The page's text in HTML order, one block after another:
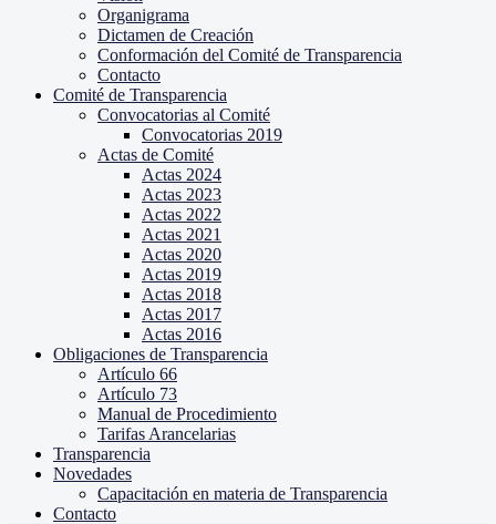
Organigrama
Dictamen de Creación
Conformación del Comité de Transparencia
Contacto
Comité de Transparencia
Convocatorias al Comité
Convocatorias 2019
Actas de Comité
Actas 2024
Actas 2023
Actas 2022
Actas 2021
Actas 2020
Actas 2019
Actas 2018
Actas 2017
Actas 2016
Obligaciones de Transparencia
Artículo 66
Artículo 73
Manual de Procedimiento
Tarifas Arancelarias
Transparencia
Novedades
Capacitación en materia de Transparencia
Contacto